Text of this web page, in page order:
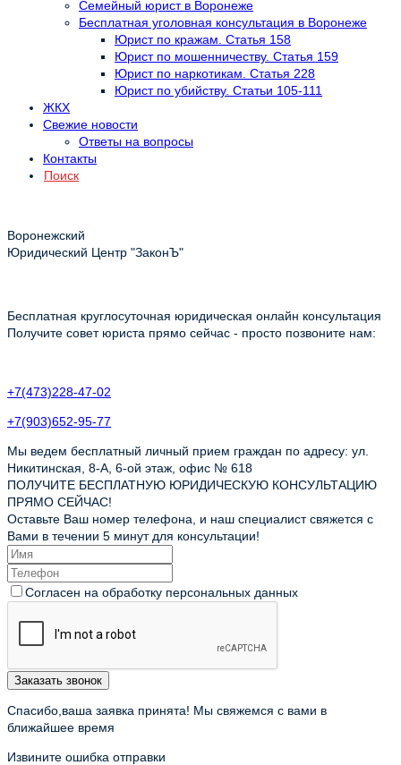
Семейный юрист в Воронеже
Бесплатная уголовная консультация в Воронеже
Юрист по кражам. Статья 158
Юрист по мошенничеству. Статья 159
Юрист по наркотикам. Статья 228
Юрист по убийству. Статьи 105-111
ЖКХ
Свежие новости
Ответы на вопросы
Контакты
Поиск
Воронежский
Юридический Центр "ЗаконЪ"
Бесплатная круглосуточная юридическая онлайн консультация
Получите совет юриста прямо сейчас - просто позвоните нам:
+7(473)228-47-02
+7(903)652-95-77
Мы ведем бесплатный личный прием граждан по адресу: ул.
Никитинская, 8-А, 6-ой этаж, офис № 618
ПОЛУЧИТЕ БЕСПЛАТНУЮ ЮРИДИЧЕСКУЮ КОНСУЛЬТАЦИЮ
ПРЯМО СЕЙЧАС!
Оставьте Ваш номер телефона, и наш специалист свяжется с
Вами в течении 5 минут для консультации!
Согласен на обработку персональных данных
Заказать звонок
Спасибо,ваша заявка принята! Мы свяжемся с вами в
ближайшее время
Извините ошибка отправки